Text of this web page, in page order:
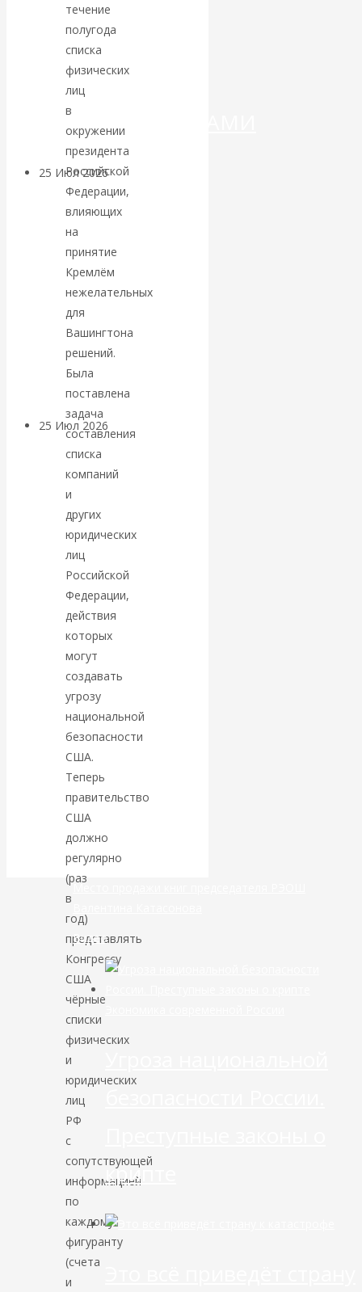
ДЕНЕГ»: КИТАЙ
ВЕДЁТ БОРЬБУ
КРИПТОВАЛЮТАМИ
25 Июл 2026Геополитика
Валентин
КАтасонов.
Может ли
Америка
покинуть НАТО?
25 Июл 2026
«Об этом
молчат»:
экономист
Валентин
Катасонов
считает, что
кризис в
банковской
сфере России
уже начался
течение
полугода
списка
физических
лиц
в
окружении
президента
Российской
Федерации,
влияющих
на
принятие
Кремлём
нежелательных
для
Вашингтона
решений.
Была
поставлена
задача
составления
списка
компаний
и
других
юридических
лиц
Российской
Федерации,
действия
которых
могут
создавать
угрозу
национальной
безопасности
США.
Теперь
правительство
США
должно
регулярно
(раз
в
год)
представлять
Конгрессу
США
чёрные
списки
физических
и
юридических
лиц
РФ
с
сопутствующей
информацией
по
каждому
фигуранту
(счета
и
Место продажи книг председателя РЭОШ
Видео
крипте